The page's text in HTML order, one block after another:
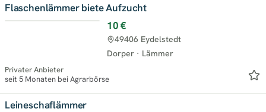
Flaschenlämmer biete Aufzucht
10 €
Dorper · Lämmer
49406 Eydelstedt
Privater Anbieter
seit 5 Monaten bei Agrarbörse
Leineschaflämmer